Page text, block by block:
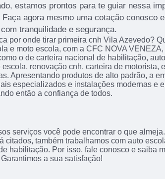
estamos prontos para te guiar nessa
agora mesmo uma cotação conosco
tranquilidade e segurança.
por onde tirar primeira cnh Vila Azevedo?
e moto escola, com a CFC NOVA
o de carteira nacional de habilitação,
escola, renovação cnh, carteira de motorista,
Apresentando produtos de alto padrão, a
especializados e instalações modernas e
então a confiança de todos.
serviços você pode encontrar o que
citados, também trabalhamos com auto
habilitação. Por isso, fale conosco e saiba
a sua satisfação!